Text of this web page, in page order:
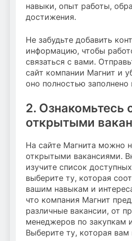
навыки, опыт работы,
достижения.
Не забудьте добавить
информацию, чтобы
связаться с вами.
сайт компании Магнит и
оно полностью заполнено
2. Ознакомьтесь
открытыми
На сайте Магнита можно
открытыми вакансиями.
изучите список
выберите ту, которая
вашим навыкам и
что компания Магнит
различные вакансии, от
менеджеров по закупкам
Выберите ту, которая вам